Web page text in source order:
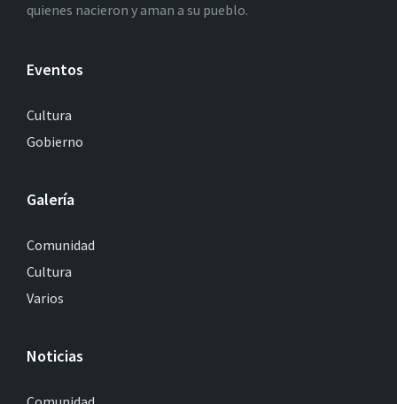
quienes nacieron y aman a su pueblo.
Eventos
Cultura
Gobierno
Galería
Comunidad
Cultura
Varios
Noticias